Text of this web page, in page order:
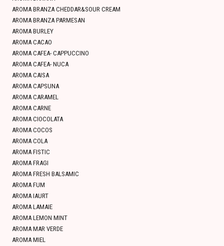
AROMA BRANZA CHEDDAR&SOUR CREAM
AROMA BRANZA PARMESAN
AROMA BURLEY
AROMA CACAO
AROMA CAFEA- CAPPUCCINO
AROMA CAFEA- NUCA
AROMA CAISA
AROMA CAPSUNA
AROMA CARAMEL
AROMA CARNE
AROMA CIOCOLATA
AROMA COCOS
AROMA COLA
AROMA FISTIC
AROMA FRAGI
AROMA FRESH BALSAMIC
AROMA FUM
AROMA IAURT
AROMA LAMAIE
AROMA LEMON MINT
AROMA MAR VERDE
AROMA MIEL